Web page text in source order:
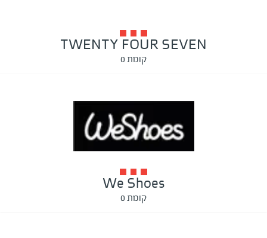
TWENTY FOUR SEVEN
קומת 0
We Shoes
קומת 0